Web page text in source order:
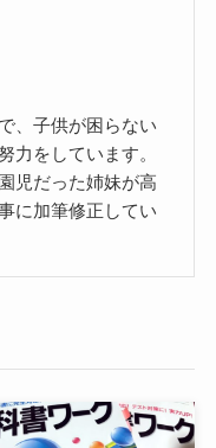
、子供が困らない
力をしています。
児だった姉妹が高
に加筆修正してい